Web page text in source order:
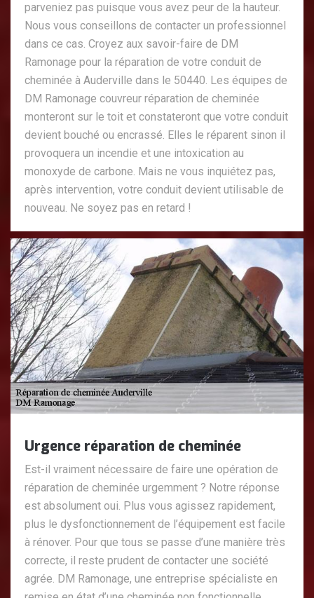
parveniez pas puisque vous avez peur de la hauteur.
Nous vous conseillons de contacter un professionnel
dans ce cas. Croyez aux savoir-faire de DM
Ramonage pour la réparation de votre conduit de
cheminée à Auderville dans le 50440. Les équipes de
DM Ramonage couvreur réparation de cheminée
monteront sur le toit et constateront que votre conduit
devient bouché ou encrassé. Elles le réparent sinon il
provoquera un incendie et une intoxication au
monoxyde de carbone. Mais ne vous inquiétez pas,
après intervention, votre conduit devient utilisable de
nouveau. Ne soyez pas en retard !
Urgence réparation de cheminée
Est-il vraiment nécessaire de faire une opération de
réparation de cheminée urgemment ? Notre réponse
est absolument oui. Plus vous agissez rapidement,
plus le dysfonctionnement de l’équipement est facile
à rénover. Pour que tous se passe d’une manière très
correcte, il reste prudent de contacter une société
agrée. DM Ramonage, une entreprise spécialiste en